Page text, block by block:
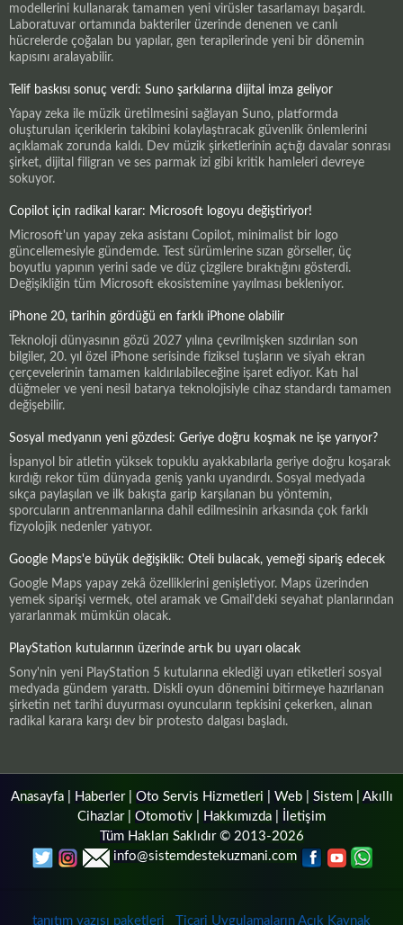
modellerini kullanarak tamamen yeni virüsler tasarlamayı başardı.
Laboratuvar ortamında bakteriler üzerinde denenen ve canlı
hücrelerde çoğalan bu yapılar, gen terapilerinde yeni bir dönemin
kapısını aralayabilir.
Telif baskısı sonuç verdi: Suno şarkılarına dijital imza geliyor
Yapay zeka ile müzik üretilmesini sağlayan Suno, platformda
oluşturulan içeriklerin takibini kolaylaştıracak güvenlik önlemlerini
açıklamak zorunda kaldı. Dev müzik şirketlerinin açtığı davalar sonrası
şirket, dijital filigran ve ses parmak izi gibi kritik hamleleri devreye
sokuyor.
Copilot için radikal karar: Microsoft logoyu değiştiriyor!
Microsoft'un yapay zeka asistanı Copilot, minimalist bir logo
güncellemesiyle gündemde. Test sürümlerine sızan görseller, üç
boyutlu yapının yerini sade ve düz çizgilere bıraktığını gösterdi.
Değişikliğin tüm Microsoft ekosistemine yayılması bekleniyor.
iPhone 20, tarihin gördüğü en farklı iPhone olabilir
Teknoloji dünyasının gözü 2027 yılına çevrilmişken sızdırılan son
bilgiler, 20. yıl özel iPhone serisinde fiziksel tuşların ve siyah ekran
çerçevelerinin tamamen kaldırılabileceğine işaret ediyor. Katı hal
düğmeler ve yeni nesil batarya teknolojisiyle cihaz standardı tamamen
değişebilir.
Sosyal medyanın yeni gözdesi: Geriye doğru koşmak ne işe yarıyor?
İspanyol bir atletin yüksek topuklu ayakkabılarla geriye doğru koşarak
kırdığı rekor tüm dünyada geniş yankı uyandırdı. Sosyal medyada
sıkça paylaşılan ve ilk bakışta garip karşılanan bu yöntemin,
sporcuların antrenmanlarına dahil edilmesinin arkasında çok farklı
fizyolojik nedenler yatıyor.
Google Maps'e büyük değişiklik: Oteli bulacak, yemeği sipariş edecek
Google Maps yapay zekâ özelliklerini genişletiyor. Maps üzerinden
yemek siparişi vermek, otel aramak ve Gmail'deki seyahat planlarından
yararlanmak mümkün olacak.
PlayStation kutularının üzerinde artık bu uyarı olacak
Sony'nin yeni PlayStation 5 kutularına eklediği uyarı etiketleri sosyal
medyada gündem yarattı. Diskli oyun dönemini bitirmeye hazırlanan
şirketin net tarihi duyurması oyuncuların tepkisini çekerken, alınan
radikal karara karşı dev bir protesto dalgası başladı.
Anasayfa| Haberler| Oto Servis Hizmetleri Web| Sistem| Akıllı
Cihazlar| Otomotiv Hakkımızda
İletişim
Tüm Hakları Saklıdır © 2013-2026
info@sistemdestekuzmani.com
tanıtım yazısı paketleri Ticari Uygulamaların Açık Kaynak